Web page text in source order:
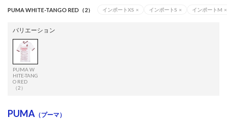
PUMA WHITE-TANGO RED（2） インポートXS × インポートS × インポートM ×
バリエーション
PUMA W
HITE-TANG
O RED
（2）
PUMA （プーマ）